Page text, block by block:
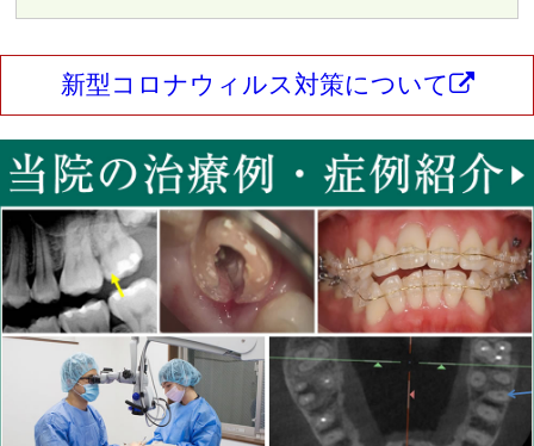
新型コロナウィルス対策について